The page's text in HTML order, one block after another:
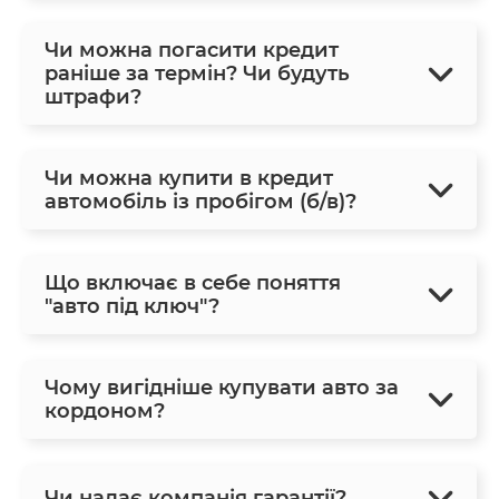
Чи можна погасити кредит
раніше за термін? Чи будуть
штрафи?
Чи можна купити в кредит
автомобіль із пробігом (б/в)?
Що включає в себе поняття
"авто під ключ"?
Чому вигідніше купувати авто за
кордоном?